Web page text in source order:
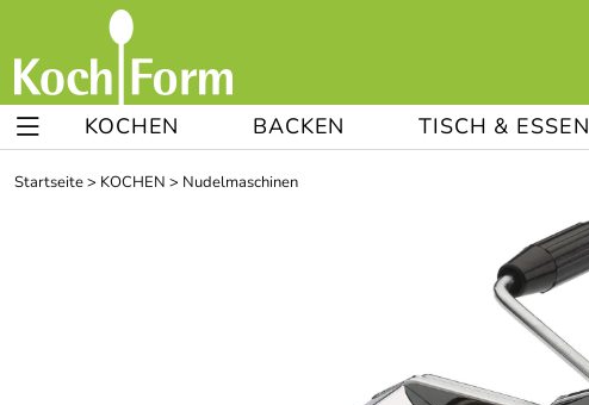
KOCHEN BACKEN TISCH & ESSEN
Startseite> KOCHEN > Nudelmaschinen